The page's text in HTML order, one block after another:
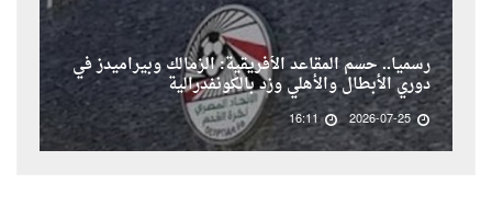
رسمياً.. حسم المقاعد الأفريقية: الزمالك وبيراميدز في
دوري الأبطال والأهلي وزد بالكونفدرالية
2026-07-25
16:11